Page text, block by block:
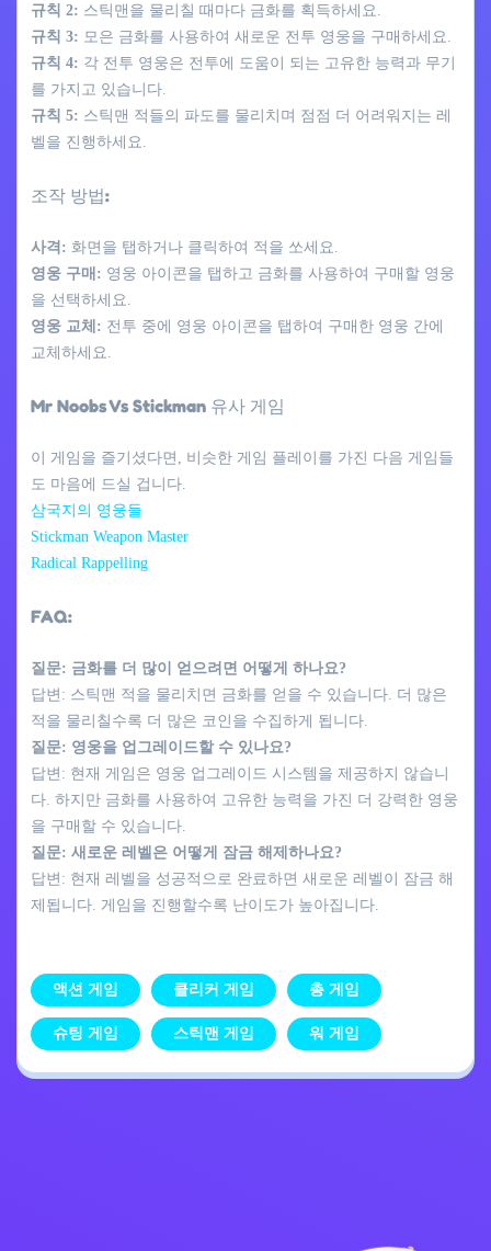
규칙 2: 스틱맨을 물리칠 때마다 금화를 획득하세요.
규칙 3: 모은 금화를 사용하여 새로운 전투 영웅을 구매하세요.
규칙 4: 각 전투 영웅은 전투에 도움이 되는 고유한 능력과 무기
를 가지고 있습니다.
규칙 5: 스틱맨 적들의 파도를 물리치며 점점 더 어려워지는 레
벨을 진행하세요.
조작 방법:
사격: 화면을 탭하거나 클릭하여 적을 쏘세요.
영웅 구매: 영웅 아이콘을 탭하고 금화를 사용하여 구매할 영웅
을 선택하세요.
영웅 교체: 전투 중에 영웅 아이콘을 탭하여 구매한 영웅 간에
교체하세요.
Mr Noobs Vs Stickman 유사 게임
이 게임을 즐기셨다면, 비슷한 게임 플레이를 가진 다음 게임들
도 마음에 드실 겁니다.
삼국지의 영웅들
Stickman Weapon Master
Radical Rappelling
FAQ:
질문: 금화를 더 많이 얻으려면 어떻게 하나요?
답변: 스틱맨 적을 물리치면 금화를 얻을 수 있습니다. 더 많은
적을 물리칠수록 더 많은 코인을 수집하게 됩니다.
질문: 영웅을 업그레이드할 수 있나요?
답변: 현재 게임은 영웅 업그레이드 시스템을 제공하지 않습니
다. 하지만 금화를 사용하여 고유한 능력을 가진 더 강력한 영웅
을 구매할 수 있습니다.
질문: 새로운 레벨은 어떻게 잠금 해제하나요?
답변: 현재 레벨을 성공적으로 완료하면 새로운 레벨이 잠금 해
제됩니다. 게임을 진행할수록 난이도가 높아집니다.
액션 게임 클리커 게임 총 게임
슈팅 게임 스틱맨 게임 워 게임